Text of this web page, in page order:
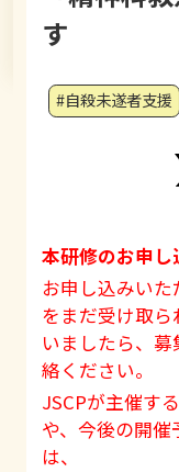
す
#自殺未遂者支援
本研修のお申し
お申し込みい
をまだ受け取
いましたら、
絡ください。
JSCPが主催す
や、今後の開
は、